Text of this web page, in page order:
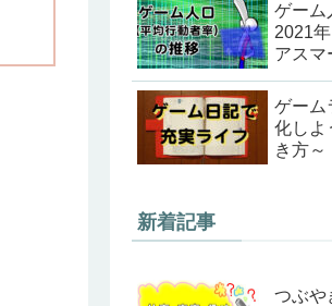
ゲーム
2021
アスマ
ゲーム
化しよ
き方～
新着記事
つぶや